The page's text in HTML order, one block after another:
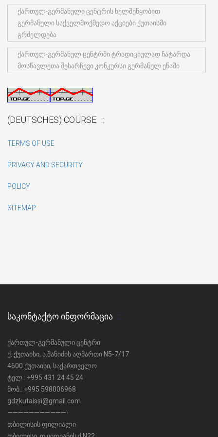
ქართულ-გერმანული ცენტრის ხელშეწყობით
გერმანული საქველმოქმედო აქციები ქუთაისში
გრძელდება
ქართულ-გერმანულ ცენტრში ტრადიციულად ჩატარდა
მოსწავლეთა შესარჩევი კონკურსი გერმანულ ენაში
(DEUTSCHES) COURSE
TERMS OF USE
PRIVACY AND SECURITY
POLICY
SITEMAP
ᲡᲐᲙᲝᲜᲢᲐᲥᲢᲝ ᲘᲜᲤᲝᲠᲛᲐᲪᲘᲐ
ქართულ-გერმანული ცენტრი
ქ. ქუთაისი, ა.შანიძის აღმართი N5-7/17
4600 ქუთაისი, საქართველო
ტელ.: +995 431 24 45 24
მობ.: +995 598006968
gdzkutaissi@gmail.com
———————————-
თბილისის ფილიალი